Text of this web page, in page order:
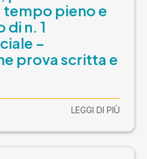
tempo pieno e
n. 1
–
prova scritta e
LEGGI DI PIÙ